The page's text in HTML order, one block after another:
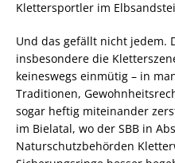
Klettersportler im
Und das gefällt nicht jedem.
insbesondere die
keineswegs einmütig – in
Traditionen,
sogar heftig miteinander
im Bielatal, wo der SBB in
Naturschutzbehörden